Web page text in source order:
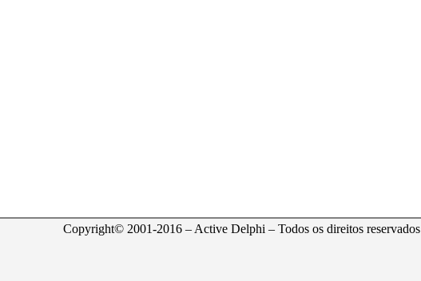
Copyright© 2001-2016 – Active Delphi – Todos os direitos reservados